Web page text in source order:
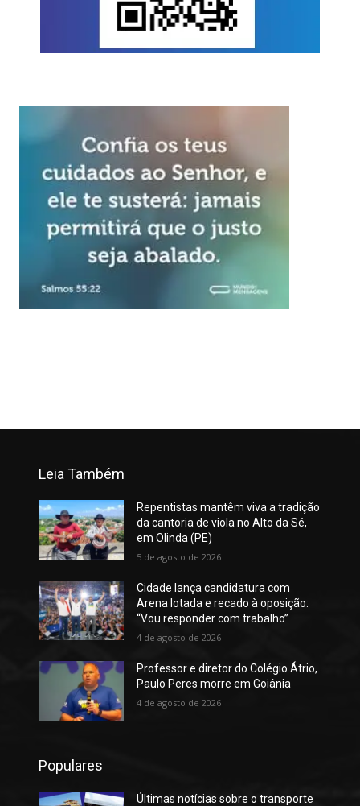
Leia Também
Repentistas mantêm viva a tradição
da cantoria de viola no Alto da Sé,
em Olinda (PE)
5 de agosto de 2026
Cidade lança candidatura com
Arena lotada e recado à oposição:
“Vou responder com trabalho”
4 de agosto de 2026
Professor e diretor do Colégio Átrio,
Paulo Peres morre em Goiânia
4 de agosto de 2026
Populares
Últimas notícias sobre o transporte